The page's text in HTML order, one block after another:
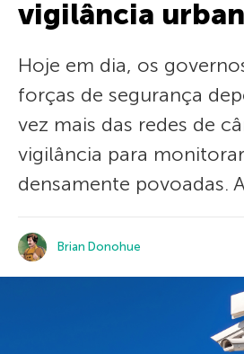
vigilância
Hoje em dia, os
forças de segurança
vez mais das redes de
vigilância para
densamente povoadas.
Brian Donohue